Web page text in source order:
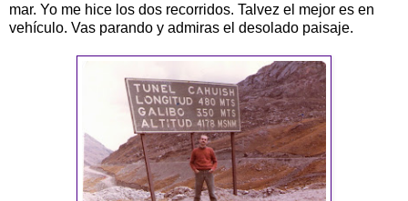
mar. Yo me hice los dos recorridos. Talvez el mejor es en
vehículo. Vas parando y admiras el desolado paisaje.